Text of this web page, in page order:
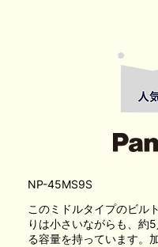
このミドルタイプのビル
りは小さいながらも、約
る容量を持っています。
NP-45MS9S